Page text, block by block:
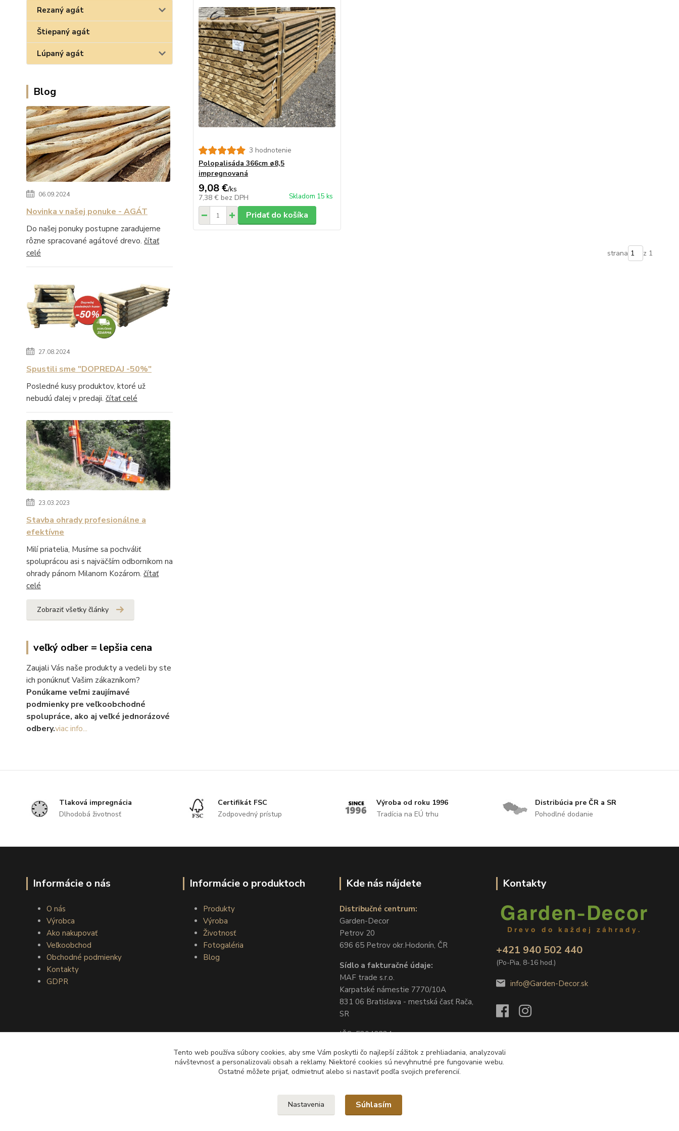
Rezaný agát
Štiepaný agát
Lúpaný agát
Blog
06.09.2024
Novinka v našej ponuke - AGÁT
Do našej ponuky postupne zaraďujeme
rôzne spracované agátové drevo. čítať
celé
27.08.2024
Spustili sme "DOPREDAJ -50%"
Posledné kusy produktov, ktoré už
nebudú ďalej v predaji. čítať celé
23.03.2023
Stavba ohrady profesionálne a
efektívne
Milí priatelia, Musíme sa pochváliť
spoluprácou asi s najväčším odborníkom na
ohrady pánom Milanom Kozárom. čítať
celé
Zobraziť všetky články
veľký odber = lepšia cena
Zaujali Vás naše produkty a vedeli by ste
ich ponúknuť Vašim zákazníkom?
Ponúkame veľmi zaujímavé
podmienky pre veľkoobchodné
spolupráce, ako aj veľké jednorázové
odbery.viac info...
3 hodnotenie
Polopalisáda 366cm ø8,5
impregnovaná
9,08 €/ks
7,38 € bez DPH Skladom 15 ks
Pridať do košíka
strana z 1
Tlaková impregnácia
Dlhodobá životnosť
Certifikát FSC
Zodpovedný prístup
Výroba od roku 1996
Tradícia na EÚ trhu
Distribúcia pre ČR a SR
Pohodlné dodanie
Informácie o nás
O nás
Výrobca
Ako nakupovať
Veľkoobchod
Obchodné podmienky
Kontakty
GDPR
Informácie o produktoch
Produkty
Výroba
Životnosť
Fotogaléria
Blog
Kde nás nájdete
Distribučné centrum:
Garden-Decor
Petrov 20
696 65 Petrov okr.Hodonín, ČR
Sídlo a fakturačné údaje:
MAF trade s.r.o.
Karpatské námestie 7770/10A
831 06 Bratislava - mestská časť Rača,
SR
IČO: 53046234
IČ DPH: SK2121235787
Kontakty
+421 940 502 440
(Po-Pia, 8-16 hod.)
info@Garden-Decor.sk
Tento web používa súbory cookies, aby sme Vám poskytli čo najlepší zážitok z prehliadania, analyzovali
návštevnosť a personalizovali obsah a reklamy. Niektoré cookies sú nevyhnutné pre fungovanie webu.
Ostatné môžete prijať, odmietnuť alebo si nastaviť podľa svojich preferencií.
Nastavenia Súhlasím